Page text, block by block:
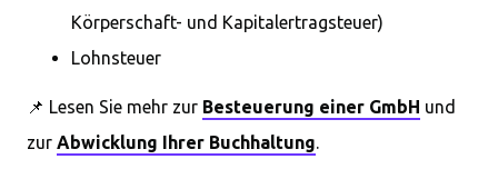
Körperschaft- und Kapitalertragsteuer)
Lohnsteuer
📌 Lesen Sie mehr zur Besteuerung einer GmbH und
zur Abwicklung Ihrer Buchhaltung.